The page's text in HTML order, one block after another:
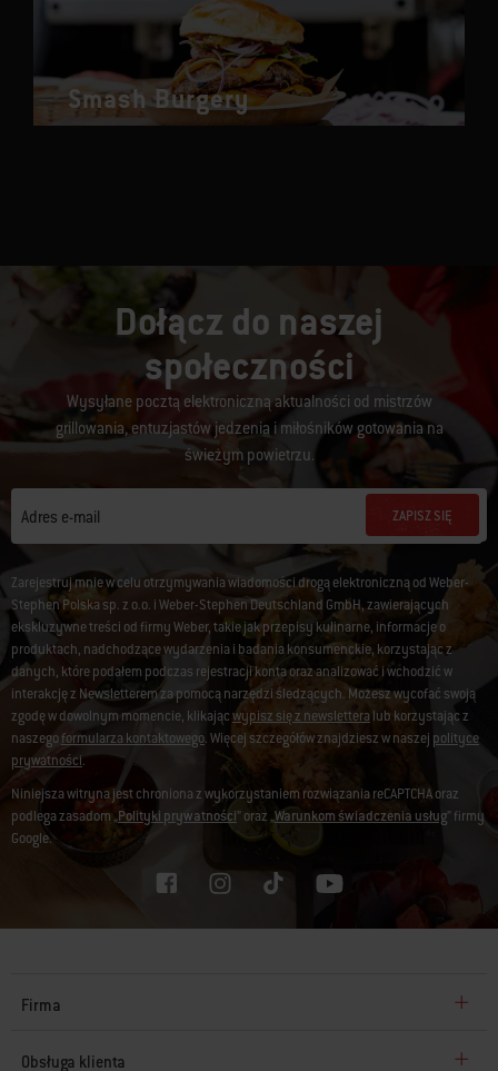
Smash Burgery
Dołącz do naszej
społeczności
Wysyłane pocztą elektroniczną aktualności od mistrzów
grillowania, entuzjastów jedzenia i miłośników gotowania na
świeżym powietrzu.
Adres e-mail ZAPISZ SIĘ
Zarejestruj mnie w celu otrzymywania wiadomości drogą elektroniczną od Weber-
Stephen Polska sp. z o.o. i Weber-Stephen Deutschland GmbH, zawierających
ekskluzywne treści od firmy Weber, takie jak przepisy kulinarne, informacje o
produktach, nadchodzące wydarzenia i badania konsumenckie, korzystając z
danych, które podałem podczas rejestracji konta oraz analizować i wchodzić w
interakcję z Newsletterem za pomocą narzędzi śledzących. Możesz wycofać swoją
zgodę w dowolnym momencie, klikającwypisz się z newslettera lub korzystając z
naszegoformularza kontaktowego. Więcej szczegółów znajdziesz w naszej polityce
prywatności.
Niniejsza witryna jest chroniona z wykorzystaniem rozwiązania reCAPTCHA oraz
podlega zasadom „Polityki prywatności” oraz „Warunkom świadczenia usług” firmy
Google.
Firma
Obsługa klienta